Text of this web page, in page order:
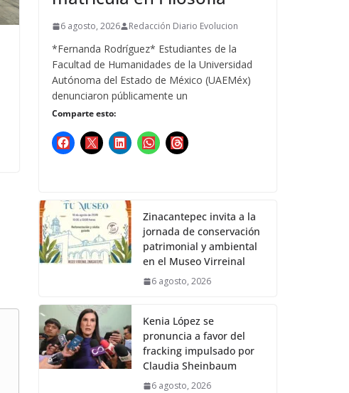
6 agosto, 2026 Redacción Diario Evolucion
*Fernanda Rodríguez* Estudiantes de la
Facultad de Humanidades de la Universidad
Autónoma del Estado de México (UAEMéx)
denunciaron públicamente un
Comparte esto:
Zinacantepec invita a la
jornada de conservación
patrimonial y ambiental
en el Museo Virreinal
6 agosto, 2026
Kenia López se
pronuncia a favor del
fracking impulsado por
Claudia Sheinbaum
6 agosto, 2026